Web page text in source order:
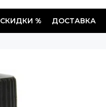
СКИДКИ % ДОСТАВКА